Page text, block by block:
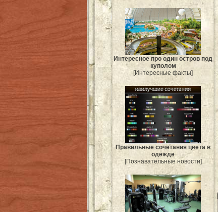
Интересное про один остров под
куполом
[Интересные факты]
Правильные сочетания цвета в
одежде
[Познавательные новости]